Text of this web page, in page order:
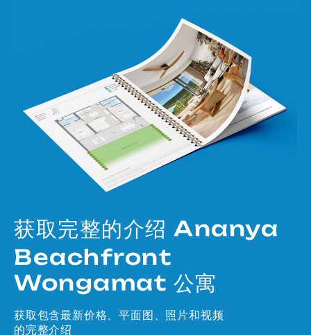
获取完整的介绍 Ananya
Beachfront
Wongamat 公寓
获取包含最新价格、平面图、照片和视频
的完整介绍